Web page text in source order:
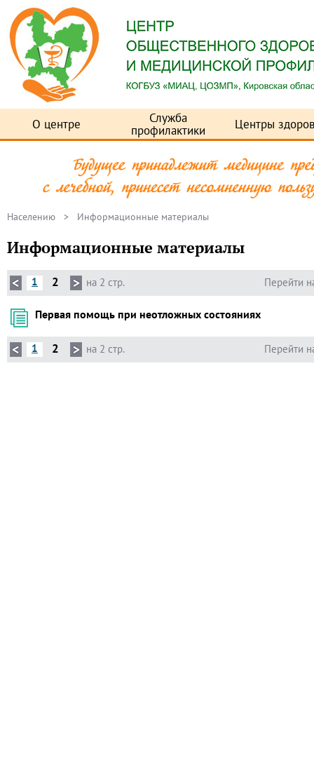
О центре
Служба
профилактики
Центры
Населению > Информационные материалы
Информационные материалы
Перейти
1 2 на 2 стр.
Первая помощь при неотложных состояниях
Перейти
1 2 на 2 стр.